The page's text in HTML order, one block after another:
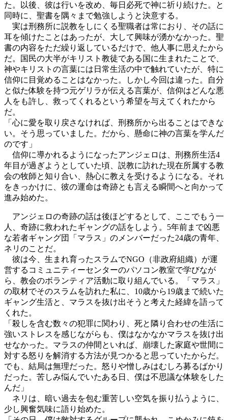
た。以後、彼は行いを改め、毎日必死で神に祈り続けた。と
同時に、聖書を隅々まで勉強しようと決意する。
実は刑務所に説教をしにくる聖職者は常におり、その話に
耳を傾けたことはあったが、大して興味が湧かなかった。聖
書の内容をただ繰り返しているだけで、他人事に思えたから
だ。国民の大半がキリスト教徒である国に生まれたことで、
神やキリストの言葉には日常生活の中で触れていたが、特に
信仰に目覚めることはなかった。しかし今回は違った。自分
と似た体験を持つ元ゲリラが伝える言葉が、信仰はどんな悪
人をも許し、救ってくれるという希望を与えてくれたから
だ。
「心に愛を取り戻さなければ、刑務所から出ることはできな
い。そう思っていました。だから、懸命に神の言葉を学んだ
のです」
信仰に導かれるようになったアンジェロは、刑務所生活4
年目が過ぎようとしていた頃、説教に訪れた現在所属する教
会の牧師と知り合い、熱心に教えを受けるようになる。それ
をきっかけに、彼の運命は奇跡とも言える瞬間へと向かって
進み始めた。
アンジェロの奇跡の話は後ほどするとして、ここでもう一
人、奇跡に救われたギャングの話をしよう。5年前まで凶悪
な若者ギャング団「マラス」のメンバーだった24歳の青年、
ネリのことだ。
彼は今、生まれ育ったスラムでNGO（非政府組織）が運
営するコミュニティーセンターのパソコン教室で学びなが
ら、教会のボランティア活動に取り組んでいる。「マラス」
の取材でそのスラムを訪れた私に、10歳から19歳まで続いた
ギャング生活と、マラスを抜け出そうと考えた経緯を語って
くれた。
「殺しを含む数々の犯罪に関わり、死と隣り合わせの生活に
強いストレスを感じながらも、僕はなかなかマラスを抜け出
せなかった。マラスの仲間といれば、崩壊した家庭や世間に
対する怒りを解消する方法が見つかると思っていたからだ。
でも、結局は無理だった。怒りや憎しみはむしろ募るばかり
だった。苦しみ悩んでいたある日、僕は不思議な体験をした
んだ」
ネリは、暗い過去を包む重苦しい空気を振り払うように、
少し興奮気味に語り始めた。